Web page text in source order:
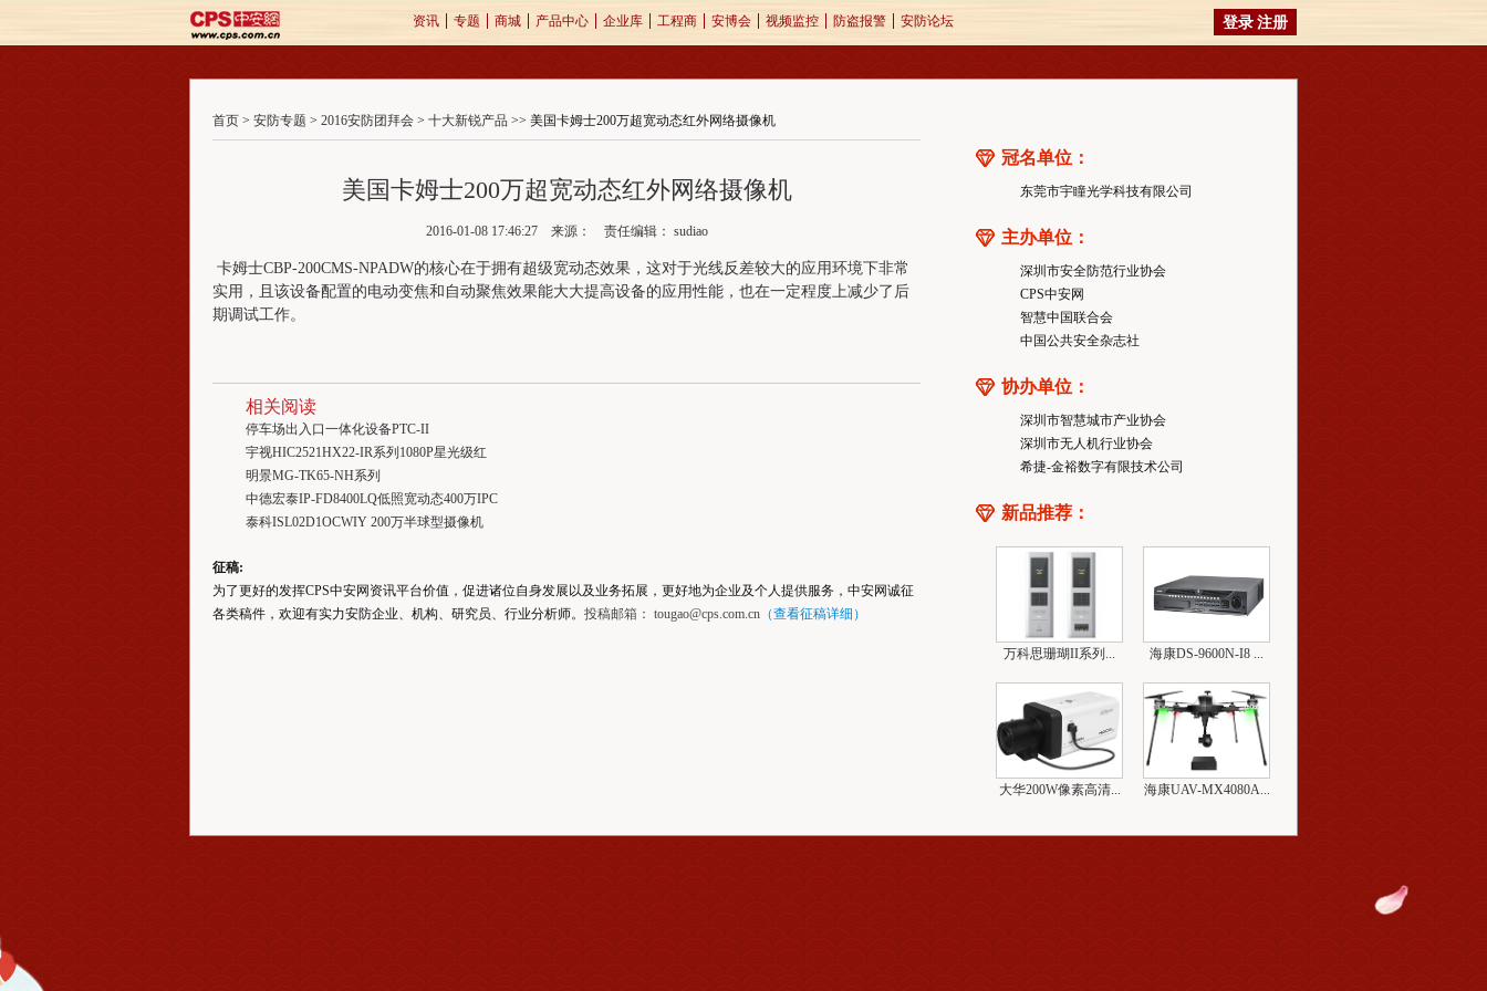
资讯 专题 商城 产品中心 企业库 工程商 安博会 视频监控 防盗报警 安防论坛 登录注册
首页 > 安防专题 > 2016安防团拜会 > 十大新锐产品 >> 美国卡姆士200万超宽动态红外网络摄像机
美国卡姆士200万超宽动态红外网络摄像机
2016-01-08 17:46:27 来源： 责任编辑： sudiao
卡姆士CBP-200CMS-NPADW的核心在于拥有超级宽动态效果，这对于光线反差较大的应用环境下非常
实用，且该设备配置的电动变焦和自动聚焦效果能大大提高设备的应用性能，也在一定程度上减少了后
期调试工作。
相关阅读
停车场出入口一体化设备PTC-II
宇视HIC2521HX22-IR系列1080P星光级红
明景MG-TK65-NH系列
中德宏泰IP-FD8400LQ低照宽动态400万IPC
泰科ISL02D1OCWIY 200万半球型摄像机
征稿:
为了更好的发挥CPS中安网资讯平台价值，促进诸位自身发展以及业务拓展，更好地为企业及个人提供服务，中安网诚征
各类稿件，欢迎有实力安防企业、机构、研究员、行业分析师。 投稿邮箱： tougao@cps.com.cn （查看征稿详细）
冠名单位：
东莞市宇瞳光学科技有限公司
主办单位：
深圳市安全防范行业协会
CPS中安网
智慧中国联合会
中国公共安全杂志社
协办单位：
深圳市智慧城市产业协会
深圳市无人机行业协会
希捷-金裕数字有限技术公司
新品推荐：
万科思珊瑚II系列... 海康DS-9600N-I8 ...
大华200W像素高清... 海康UAV-MX4080A...